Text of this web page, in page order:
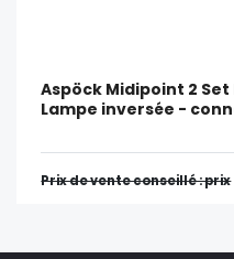
Aspöck Midipoint 2
Lampe inversée -
Prix ​​de vente conseillé : prix